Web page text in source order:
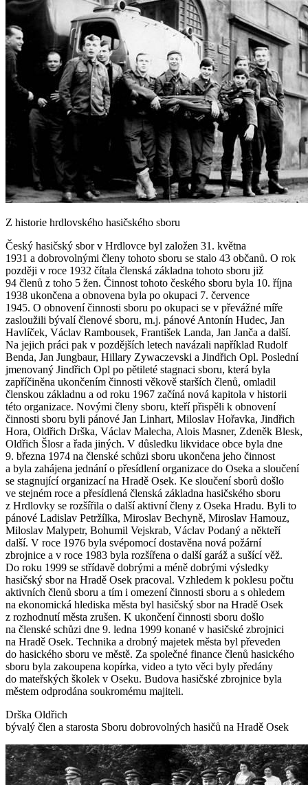
Z historie hrdlovského hasičského sboru
Český hasičský sbor v Hrdlovce byl založen 31. května
1931 a dobrovolnými členy tohoto sboru se stalo 43 občanů. O rok
později v roce 1932 čítala členská základna tohoto sboru již
94 členů z toho 5 žen. Činnost tohoto českého sboru byla 10. října
1938 ukončena a obnovena byla po okupaci 7. července
1945. O obnovení činnosti sboru po okupaci se v převážné míře
zasloužili bývalí členové sboru, m.j. pánové Antonín Hudec, Jan
Havlíček, Václav Rambousek, František Landa, Jan Janča a další.
Na jejich práci pak v pozdějších letech navázali například Rudolf
Benda, Jan Jungbaur, Hillary Zywaczevski a Jindřich Opl. Poslední
jmenovaný Jindřich Opl po pětileté stagnaci sboru, která byla
zapříčiněna ukončením činnosti věkově starších členů, omladil
členskou základnu a od roku 1967 začíná nová kapitola v historii
této organizace. Novými členy sboru, kteří přispěli k obnovení
činnosti sboru byli pánové Jan Linhart, Miloslav Hořavka, Jindřich
Hora, Oldřich Drška, Václav Malecha, Alois Masner, Zdeněk Blesk,
Oldřich Šlosr a řada jiných. V důsledku likvidace obce byla dne
9. března 1974 na členské schůzi sboru ukončena jeho činnost
a byla zahájena jednání o přesídlení organizace do Oseka a sloučení
se stagnující organizací na Hradě Osek. Ke sloučení sborů došlo
ve stejném roce a přesídlená členská základna hasičského sboru
z Hrdlovky se rozšířila o další aktivní členy z Oseka Hradu. Byli to
pánové Ladislav Petržílka, Miroslav Bechyně, Miroslav Hamouz,
Miloslav Malypetr, Bohumil Vejskrab, Václav Podaný a někteří
další. V roce 1976 byla svépomocí dostavěna nová požární
zbrojnice a v roce 1983 byla rozšířena o další garáž a sušící věž.
Do roku 1999 se střídavě dobrými a méně dobrými výsledky
hasičský sbor na Hradě Osek pracoval. Vzhledem k poklesu počtu
aktivních členů sboru a tím i omezení činnosti sboru a s ohledem
na ekonomická hlediska města byl hasičský sbor na Hradě Osek
z rozhodnutí města zrušen. K ukončení činnosti sboru došlo
na členské schůzi dne 9. ledna 1999 konané v hasičské zbrojnici
na Hradě Osek. Technika a drobný majetek města byl převeden
do hasického sboru ve městě. Za společné finance členů hasického
sboru byla zakoupena kopírka, video a tyto věci byly předány
do mateřských školek v Oseku. Budova hasičské zbrojnice byla
městem odprodána soukromému majiteli.
Drška Oldřich
bývalý člen a starosta Sboru dobrovolných hasičů na Hradě Osek